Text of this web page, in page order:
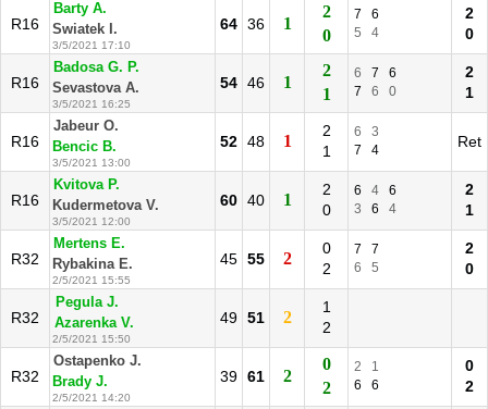
R16
Barty A.
Swiatek I.
3/5/2021 17:10
64 36 1
2
0
7
6
5
4
2
0
R16
Badosa G. P.
Sevastova A.
3/5/2021 16:25
54 46 1
2
1
6 7
6
7
6 0
2
1
R16
Jabeur O.
Bencic B.
3/5/2021 13:00
52 48 1
2
1
6
3
7
4 Ret
R16
Kvitova P.
Kudermetova V.
3/5/2021 12:00
60 40 1
2
0
6 4
6
3
6 4
2
1
R32
Mertens E.
Rybakina E.
2/5/2021 15:55
45 55 2
0
2
7
7
6
5
2
0
R32
Pegula J.
Azarenka V.
2/5/2021 15:50
49 51 2
1
2
R32
Ostapenko J.
Brady J.
2/5/2021 14:20
39 61 2
0
2
2
1
6
6
0
2